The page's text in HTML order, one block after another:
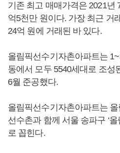
기존 최고 매매가격은 2021년
억5천만 원이다. 가장 최근 거
24억 원에 거래된 바 있다.
올림픽선수기자촌아파트는
동에서 모두 5540세대로 조성
6월 준공했다.
올림픽선수기자촌아파트는
선수촌과 함께 서울 송파구 ‘올
로 꼽힌다.